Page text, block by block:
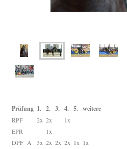
Prüfung 1. 2. 3. 4. 5. weitere
RPF 2x 2x
1x
EPR
1x
DPF A
3x 2x 2x 2x 1x 1x